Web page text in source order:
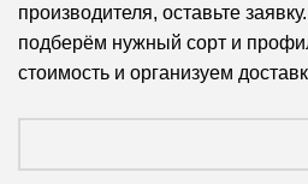
производителя, оставьте
подберём нужный сорт и
стоимость и организуем